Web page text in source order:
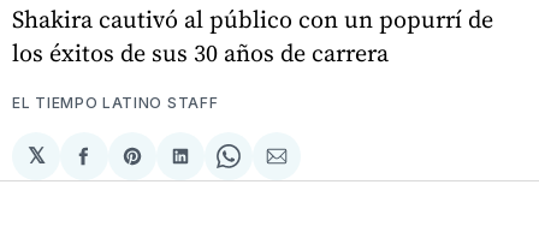
Shakira cautivó al público con un popurrí de
los éxitos de sus 30 años de carrera
EL TIEMPO LATINO STAFF
𝕏
Compartir
en
Share
on
Compartir
en
Share
on
Compartir
via